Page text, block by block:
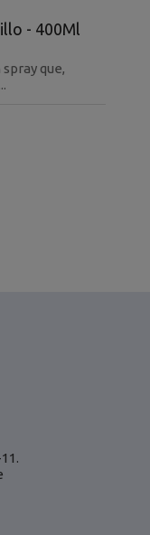
- 400Ml
que,